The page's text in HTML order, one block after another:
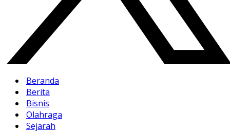
Beranda
Berita
Bisnis
Olahraga
Sejarah